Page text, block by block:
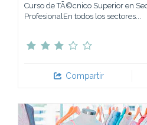
Curso de TÃ©cnico Superior en
ProfesionalEn todos los sectores...
Compartir